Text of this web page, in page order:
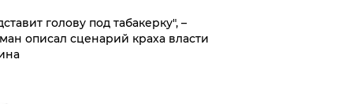
голову под табакерку", –
описал сценарий краха власти